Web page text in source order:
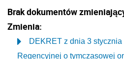
Brak dokumentów
Zmienia:
DEKRET z dnia 3 stycznia
Regencyjnej o tymczasowej